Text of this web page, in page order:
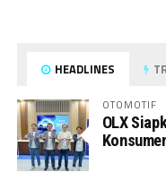
HEADLINES
OTOMOTIF
OLX